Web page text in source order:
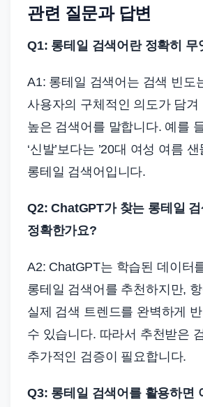
관련 질문과 답변
Q1: 롱테일 검색어란 정확히 무
A1: 롱테일 검색어는 검색 빈도
사용자의 구체적인 의도가 담겨
높은 검색어를 말합니다. 예를
‘신발’보다는 ’20대 여성 여름 샌
롱테일 검색어입니다.
Q2: ChatGPT가 찾는 롱테일
정확한가요?
A2: ChatGPT는 학습된 데이터
롱테일 검색어를 추천하지만,
실제 검색 트렌드를 완벽하게
수 있습니다. 따라서 추천받은
추가적인 검증이 필요합니다.
Q3: 롱테일 검색어를 활용하면